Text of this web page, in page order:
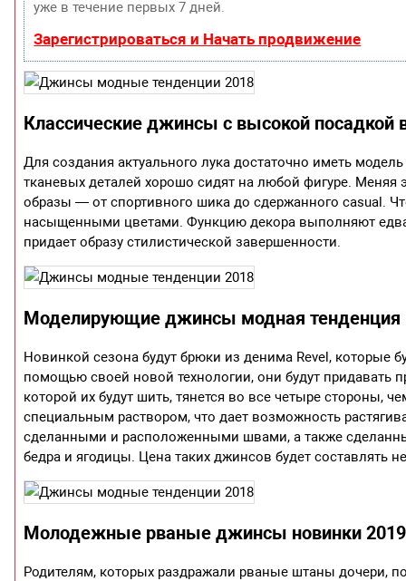
уже в течение первых 7 дней.
Зарегистрироваться и Начать продвижение
Классические джинсы с высокой посадкой
Для создания актуального лука достаточно иметь
тканевых деталей хорошо сидят на любой фигуре.
образы — от спортивного шика до сдержанного casual.
насыщенными цветами. Функцию декора выполняют
придает образу стилистической завершенности.
Моделирующие джинсы модная тенденция
Новинкой сезона будут брюки из денима Revel, которые
помощью своей новой технологии, они будут придавать
которой их будут шить, тянется во все четыре стороны,
специальным раствором, что дает возможность
сделанными и расположенными швами, а также
бедра и ягодицы. Цена таких джинсов будет составлять
Молодежные рваные джинсы новинки 2019
Родителям, которых раздражали рваные штаны дочери,